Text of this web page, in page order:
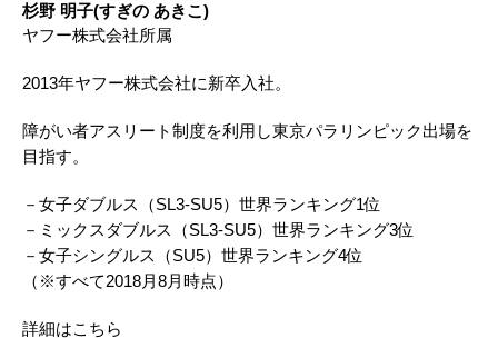
杉野 明子(すぎの あきこ)
ヤフー株式会社所属
2013年ヤフー株式会社に新卒入社。
障がい者アスリート制度を利用し東京パラリンピック出場を
目指す。
－女子ダブルス（SL3-SU5）世界ランキング1位
－ミックスダブルス（SL3-SU5）世界ランキング3位
－女子シングルス（SU5）世界ランキング4位
（※すべて2018月 8月時点）
詳細はこちら